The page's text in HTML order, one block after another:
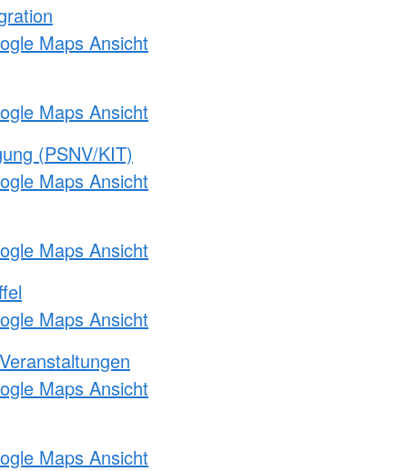
Maps Ansicht
Maps Ansicht
(PSNV/KIT)
Maps Ansicht
Maps Ansicht
Maps Ansicht
Maps Ansicht
Maps Ansicht